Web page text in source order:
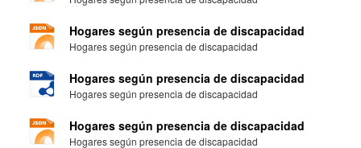
Hogares según presencia de discapacidad
Hogares según presencia de discapacidad
Hogares según presencia de discapacidad
Hogares según presencia de discapacidad
Hogares según presencia de discapacidad
Hogares según presencia de discapacidad